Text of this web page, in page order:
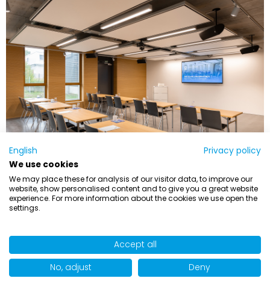
DAS SOLLTEN SIE NICHT
VERPASSEN!THEORIE & PRAXIS
English
Privacy policy
We use cookies
We may place these for analysis of our visitor data, to improve our
website, show personalised content and to give you a great website
experience. For more information about the cookies we use open the
settings.
Accept all
No, adjust
Deny